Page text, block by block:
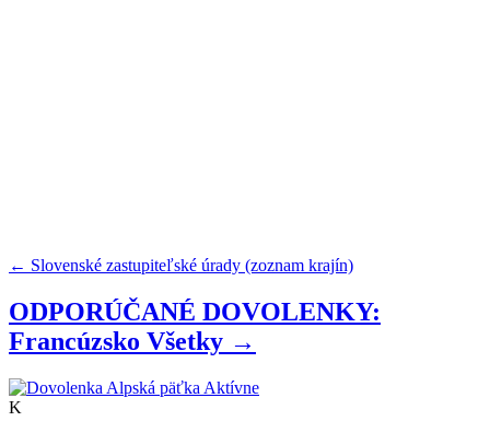
← Slovenské zastupiteľské úrady (zoznam krajín)
ODPORÚČANÉ DOVOLENKY:
Francúzsko Všetky →
K